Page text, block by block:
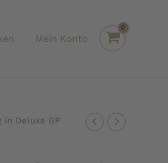
Mein Konto
in Deluxe GP